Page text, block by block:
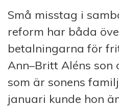
Små misstag i
reform har båda
betalningarna för
Ann–Britt Aléns son
som är sonens
januari kunde hon